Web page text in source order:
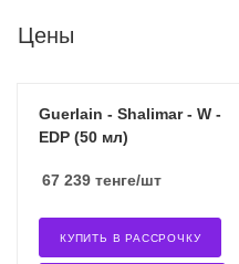
Цены
Guerlain - Shalimar - W -
EDP (50 мл)
67 239 тенге/шт
КУПИТЬ В РАССРОЧКУ